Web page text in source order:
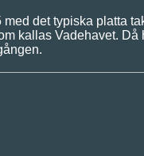
det typiska platta
kallas Vadehavet.